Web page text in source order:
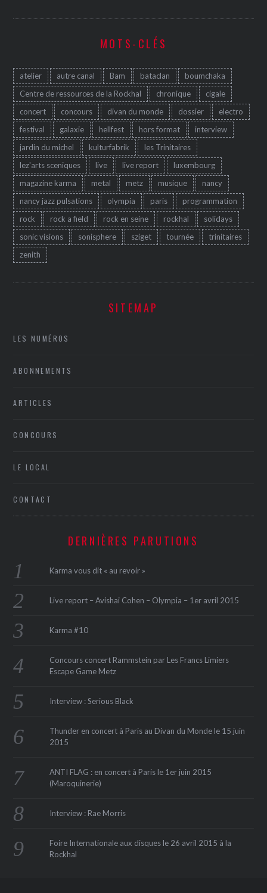
MOTS-CLÉS
atelier autre canal Bam bataclan
boumchaka
Centre de ressources de la Rockhal
chronique
cigale
concert
concours divan du monde dossier
electro
festival
galaxie hellfest hors format
interview
jardin du michel
kulturfabrik
les Trinitaires
lez'arts sceniques
live live report
luxembourg
magazine karma
metal metz musique
nancy
nancy jazz pulsations
olympia paris
programmation
rock
rock a field rock en seine rockhal
solidays
sonic visions
sonisphere sziget tournée
trinitaires
zenith
SITEMAP
LES NUMÉROS
ABONNEMENTS
ARTICLES
CONCOURS
LE LOCAL
CONTACT
DERNIÈRES PARUTIONS
Karma vous dit « au revoir »
Live report – Avishai Cohen – Olympia – 1er avril 2015
Karma #10
Concours concert Rammstein par Les Francs Limiers
Escape Game Metz
Interview : Serious Black
Thunder en concert à Paris au Divan du Monde le 15 juin
2015
ANTI FLAG : en concert à Paris le 1er juin 2015
(Maroquinerie‏)
Interview : Rae Morris
Foire Internationale aux disques le 26 avril 2015 à la
Rockhal